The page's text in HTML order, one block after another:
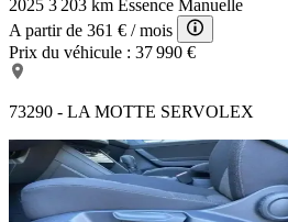
2025 3 203 km Essence Manuelle
A partir de 361 € / mois
Prix du véhicule : 37 990 €
73290 - LA MOTTE SERVOLEX